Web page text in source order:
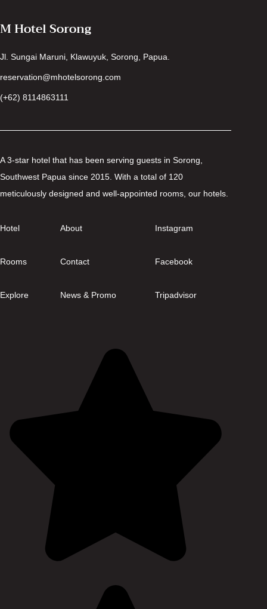
M Hotel Sorong
Jl. Sungai Maruni, Klawuyuk, Sorong, Papua.
reservation@mhotelsorong.com
(+62) 8114863111
A 3-star hotel that has been serving guests in Sorong,
Southwest Papua since 2015. With a total of 120
meticulously designed and well-appointed rooms, our hotels.
Hotel
Rooms
Explore
About
Contact
News & Promo
Instagram
Facebook
Tripadvisor